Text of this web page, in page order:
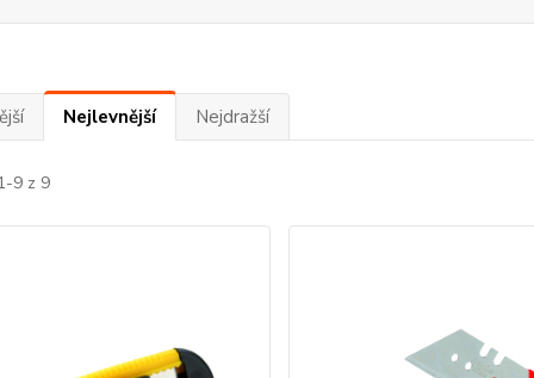
Nejlevnější Nejdražší
9 z 9